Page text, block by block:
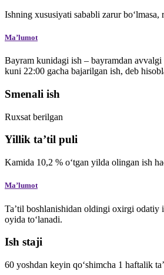
Ishning xususiyati sababli zarur bo‘lmasa,
Maʼlumot
Bayram kunidagi ish – bayramdan
kuni 22:00 gacha bajarilgan ish, deb
Smenali ish
Ruxsat berilgan
Yillik ta’til puli
Kamida 10,2 % o‘tgan yilda olingan ish
Maʼlumot
Ta’til boshlanishidan oldingi oxirgi
oyida to‘lanadi.
Ish staji
60 yoshdan keyin qo‘shimcha 1 haftalik